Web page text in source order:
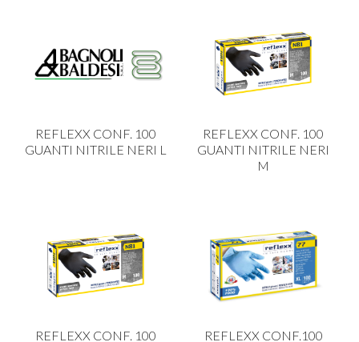
ACCESSORI VETRO
BAGNO
BILANCE
CALICI E BICCHIERI
CAMPEGGIO E GIARDINO
REFLEXX CONF. 100
GUANTI NITRILE NERI L
REFLEXX CONF. 100
GUANTI NITRILE NERI
M
REFLEXX CONF. 100
REFLEXX CONF.100